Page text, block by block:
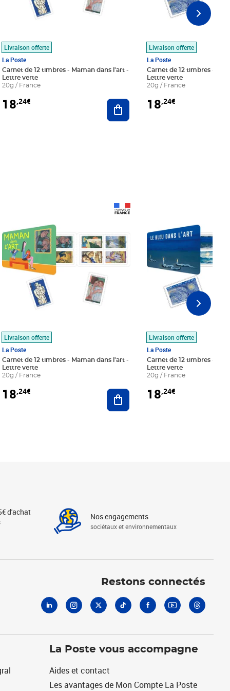
au panier
Livraison offerte
La Poste
Carnet de 12 timbres - Maman dans l'art -
Lettre verte
20g / France
18,24€ Ajouter au panier
Livraison offerte
La Poste
Carnet de 12 timbres - Le
Lettre verte
20g / France
18,24€
au panier
Livraison offerte
La Poste
Carnet de 12 timbres - Maman dans l'art -
Lettre verte
20g / France
18,24€ Ajouter au panier
Livraison offerte
La Poste
Carnet de 12 timbres - Le
Lettre verte
20g / France
18,24€
d'achat Nos engagements
sociétaux et environnementaux
Restons connectés
La Poste vous accompagne
Aides et contact
Les avantages de Mon Compte La Poste